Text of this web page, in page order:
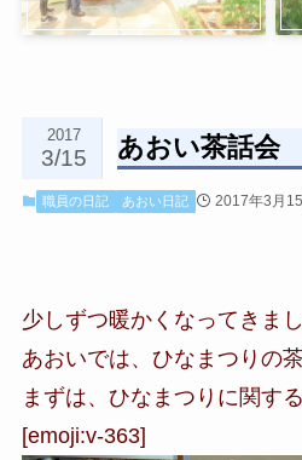
あおい茶話会
2017
3/15
職員の日記 あおい日記 2017年3月
少しずつ暖かくなってきまし
あおいでは、ひなまつりの
まずは、ひなまつりに関す
[emoji:v-363]